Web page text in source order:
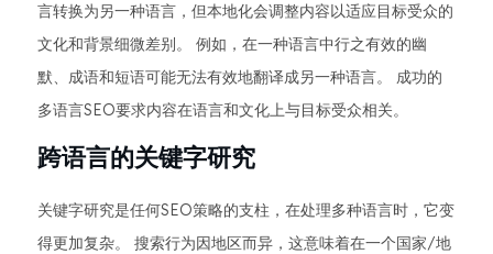
言转换为另一种语言，但本地化会调整内容以适应目标受众的
文化和背景细微差别。 例如，在一种语言中行之有效的幽
默、成语和短语可能无法有效地翻译成另一种语言。 成功的
多语言SEO要求内容在语言和文化上与目标受众相关。
跨语言的关键字研究
关键字研究是任何SEO策略的支柱，在处理多种语言时，它变
得更加复杂。 搜索行为因地区而异，这意味着在一个国家/地